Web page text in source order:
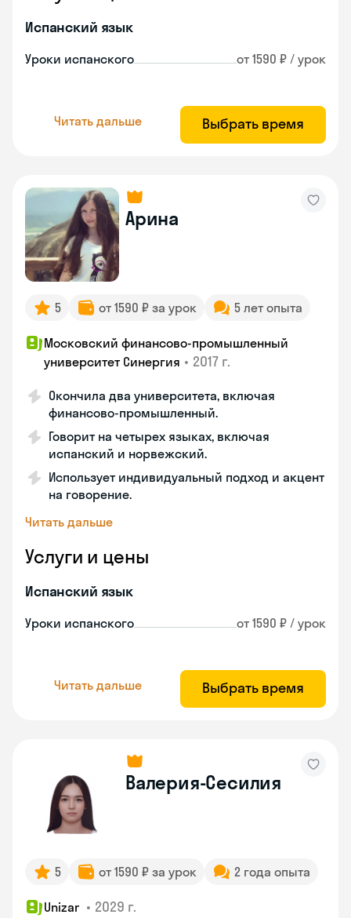
Испанский язык
Уроки испанского от 1590 ₽ / урок
Читать дальше Выбрать время
Арина
5 от 1590 ₽ за урок 5 лет опыта
Московский финансово-промышленный
университет Синергия • 2017 г.
Окончила два университета, включая
финансово-промышленный.
Говорит на четырех языках, включая
испанский и норвежский.
Использует индивидуальный подход и акцент
на говорение.
Читать дальше
Услуги и цены
Испанский язык
Уроки испанского от 1590 ₽ / урок
Читать дальше Выбрать время
Валерия-Сесилия
5 от 1590 ₽ за урок 2 года опыта
Unizar • 2029 г.